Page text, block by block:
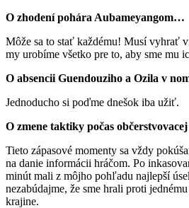
O zhodení pohára Aubameyangom…
Môže sa to stať každému! Musí vyhrať
my urobíme všetko pre to, aby sme mu
O absencii Guendouziho a Ozila v
Jednoducho si poďme dnešok iba užiť.
O zmene taktiky počas
Tieto zápasové momenty sa vždy
na danie informácii hráčom. Po
minút mali z môjho pohľadu najlepší
nezabúdajme, že sme hrali proti
krajine.